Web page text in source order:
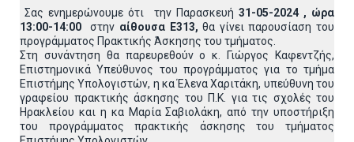
Σας ενημερώνουμε ότι την Παρασκευή 31-05-2024 , ώρα
13:00-14:00στην αίθουσα Ε313, θα γίνει παρουσίαση του
προγράμματος Πρακτικής Άσκησης του τμήματος.
Στη συνάντηση θα παρευρεθούν ο κ. Γιώργος Καφεντζής,
Επιστημονικά Υπεύθυνος του προγράμματος για το τμήμα
Επιστήμης Υπολογιστών, η κα Έλενα Χαριτάκη, υπεύθυνη του
γραφείου πρακτικής άσκησης του Π.Κ. για τις σχολές του
Ηρακλείου και η κα Μαρία Σαβιολάκη, από την υποστήριξη
του προγράμματος πρακτικής άσκησης του τμήματος